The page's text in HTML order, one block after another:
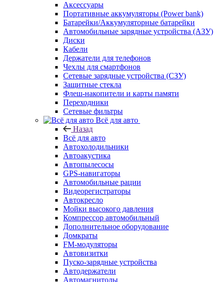
Аксессуары
Портативные аккумуляторы (Power bank)
Батарейки/Аккумуляторные батарейки
Автомобильные зарядные устройства (АЗУ)
Диски
Кабели
Держатели для телефонов
Чехлы для смартфонов
Сетевые зарядные устройства (СЗУ)
Защитные стекла
Флеш-накопители и карты памяти
Переходники
Сетевые фильтры
Всё для авто
Назад
Всё для авто
Автохолодильники
Автоакустика
Автопылесосы
GPS-навигаторы
Автомобильные рации
Видеорегистраторы
Автокресло
Мойки высокого давления
Компрессор автомобильный
Дополнительное оборудование
Домкраты
FM-модуляторы
Автовизитки
Пуско-зарядные устройства
Автодержатели
Автомагнитолы